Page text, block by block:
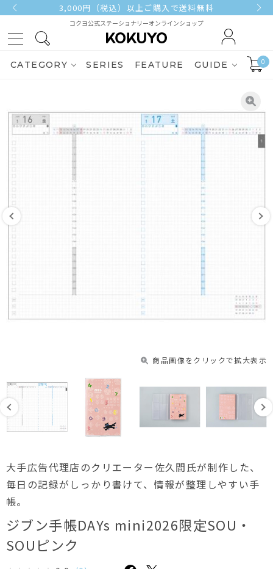
3,000円（税込）以上ご購入で送料無料
コクヨ公式ステーショナリーオンラインショップ
CATEGORY SERIES FEATURE GUIDE 0
商品画像をクリックで拡大表示
大手広告代理店のクリエーター佐久間氏が制作した、
毎日の記録がしっかり書けて、情報が整理しやすい手
帳。
ジブン手帳DAYs mini2026限定SOU・
SOUピンク